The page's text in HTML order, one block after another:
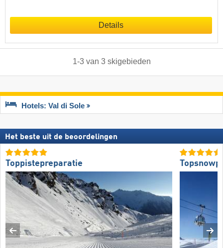
Details
1-3van 3 skigebieden
Hotels: Val di Sole
Het beste uit de beoordelingen
Toppistepreparatie